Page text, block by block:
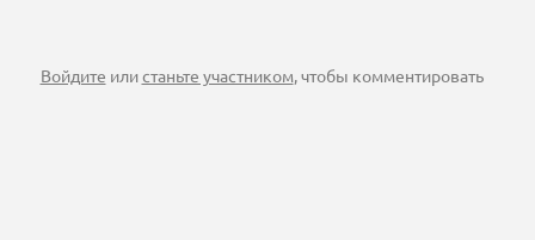
Войдите илистаньте участником, чтобы комментировать